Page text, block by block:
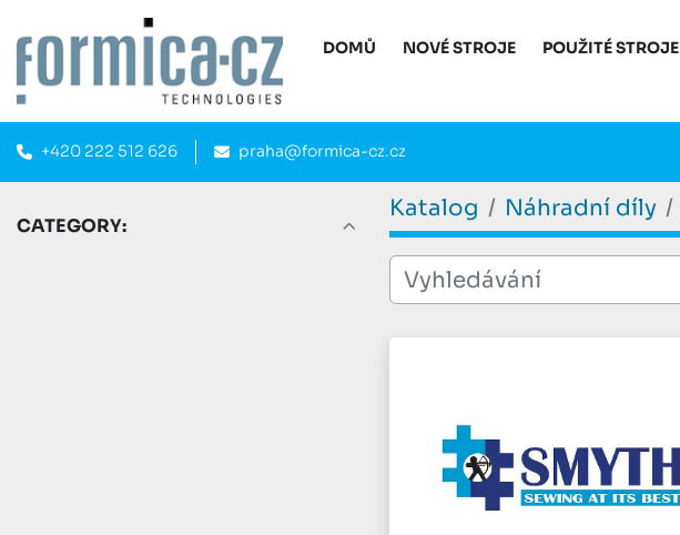
DOMŮ NOVÉ STROJE POUŽITÉ STROJE
+420 222 512 626 praha@formica-cz.cz
CATEGORY:
Katalog Náhradní díly